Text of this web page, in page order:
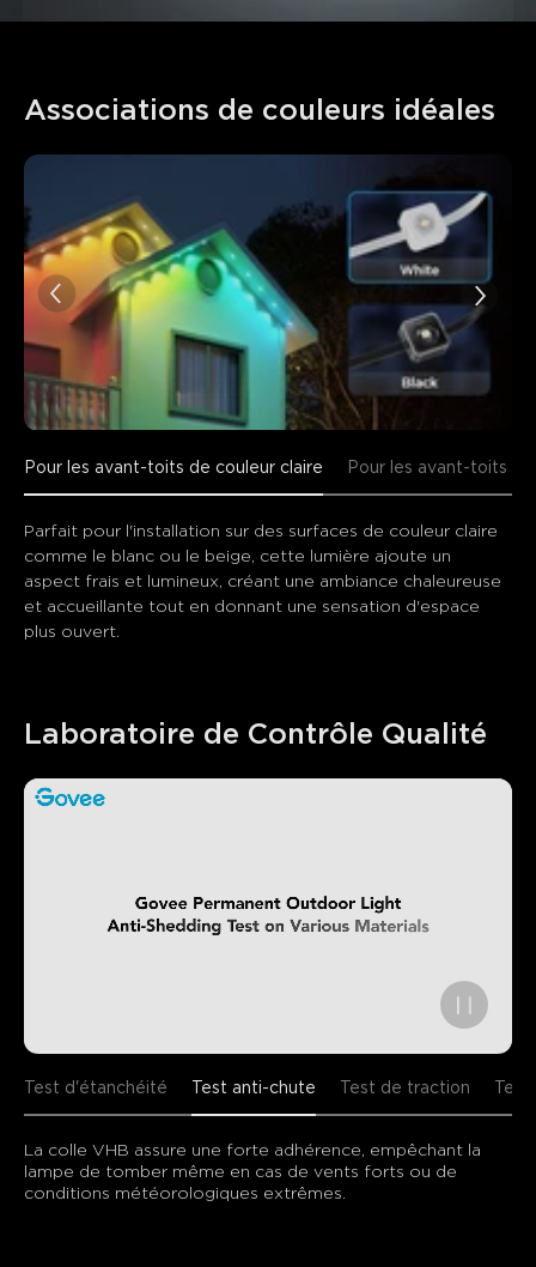
Associations de couleurs idéales
Pour les avant-toits de couleur claire Pour les avant-toits
Parfait pour l'installation sur des surfaces de couleur claire
comme le blanc ou le beige, cette lumière ajoute un
aspect frais et lumineux, créant une ambiance chaleureuse
et accueillante tout en donnant une sensation d'espace
plus ouvert.
Laboratoire de Contrôle Qualité
Test d'étanchéité Test anti-chute Test de traction
La colle VHB assure une forte adhérence, empêchant la
lampe de tomber même en cas de vents forts ou de
conditions météorologiques extrêmes.